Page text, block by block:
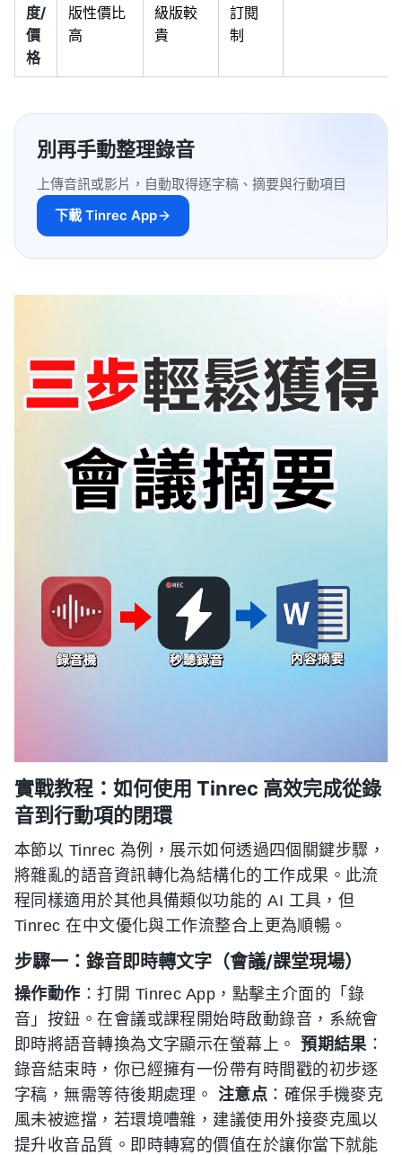
度/
價
格
版性價比
高
級版較
貴
訂閱
制
別再手動整理錄音
上傳音訊或影片，自動取得逐字稿、摘要與行動項目
下載 Tinrec App
實戰教程：如何使用 Tinrec 高效完成從錄
音到行動項的閉環
本節以 Tinrec 為例，展示如何透過四個關鍵步驟，
將雜亂的語音資訊轉化為結構化的工作成果。此流
程同樣適用於其他具備類似功能的 AI 工具，但
Tinrec 在中文優化與工作流整合上更為順暢。
步驟一：錄音即時轉文字（會議/課堂現場）
操作動作 ：打開 Tinrec App，點擊主介面的「錄
音」按鈕。在會議或課程開始時啟動錄音，系統會
即時將語音轉換為文字顯示在螢幕上。預期結果：
錄音結束時，你已經擁有一份帶有時間戳的初步逐
字稿，無需等待後期處理。 注意点 ：確保手機麥克
風未被遮擋，若環境嘈雜，建議使用外接麥克風以
提升收音品質。即時轉寫的價值在於讓你當下就能